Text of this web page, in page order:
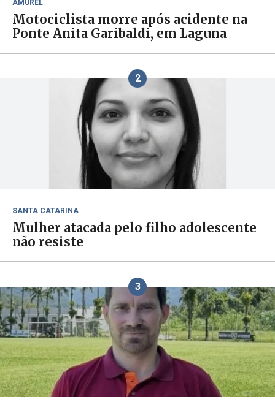
AMUREL
Motociclista morre após acidente na
Ponte Anita Garibaldi, em Laguna
2
SANTA CATARINA
Mulher atacada pelo filho adolescente
não resiste
3